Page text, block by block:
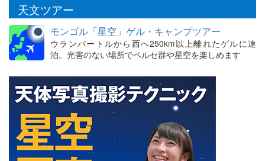
天文ツアー
モンゴル「星空」ゲル・キャンプツアー
ウランバートルから西へ250km以上離れたゲルに連
泊。光害のない場所でペルセ群や星空を楽しめます